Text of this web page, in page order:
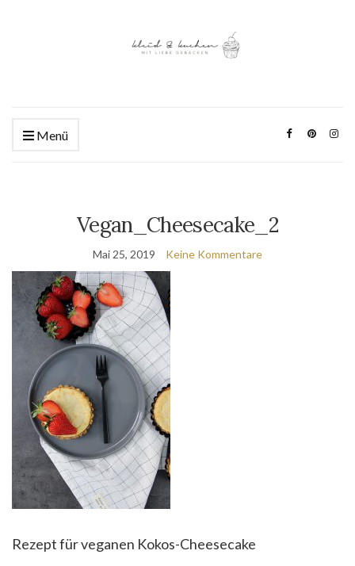
Menü
Vegan_Cheesecake_2
Mai 25, 2019 Keine Kommentare
Rezept für veganen Kokos-Cheesecake